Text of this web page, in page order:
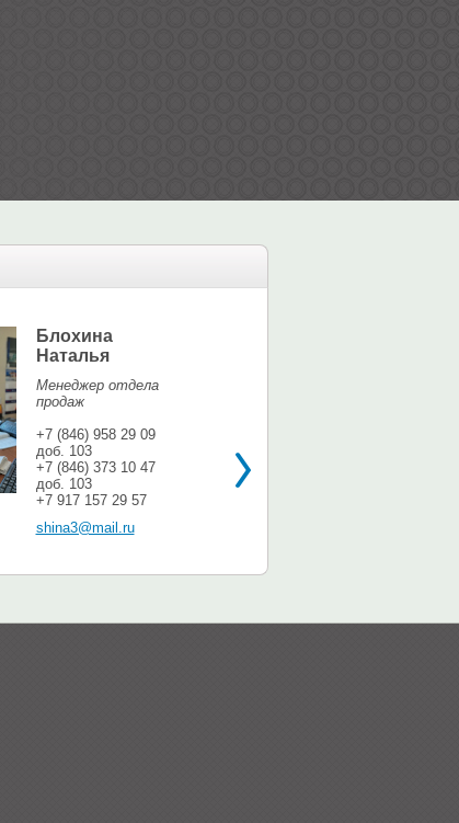
Блохина
Наталья
Менеджер отдела
продаж
+7 (846) 958 29 09
доб. 103
+7 (846) 373 10 47
доб. 103
+7 917 157 29 57
shina3@mail.ru